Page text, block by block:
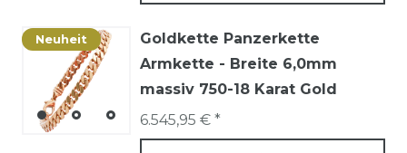
Neuheit
Goldkette Panzerkette
Armkette - Breite 6,0mm
massiv 750-18 Karat Gold
6.545,95 € *